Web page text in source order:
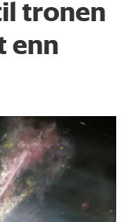
tronen
enn